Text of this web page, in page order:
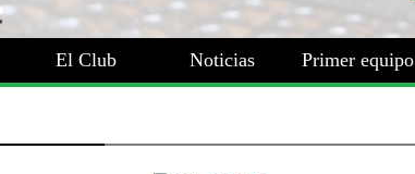
El Club Noticias Primer equipo